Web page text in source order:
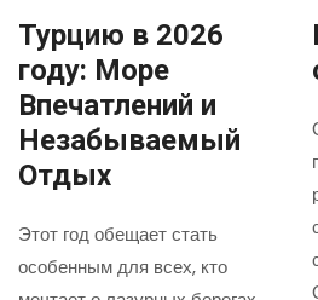
Турцию в 2026
году: Море
Впечатлений и
Незабываемый
Отдых
Этот год обещает стать
особенным для всех, кто